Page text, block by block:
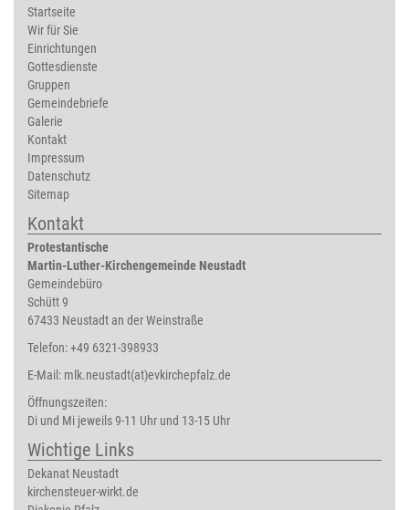
Startseite
Wir für Sie
Einrichtungen
Gottesdienste
Gruppen
Gemeindebriefe
Galerie
Kontakt
Impressum
Datenschutz
Sitemap
Kontakt
Protestantische
Martin-Luther-Kirchengemeinde Neustadt
Gemeindebüro
Schütt 9
67433 Neustadt an der Weinstraße
Telefon: +49 6321-398933
E-Mail: mlk.neustadt(at)evkirchepfalz.de
Öffnungszeiten:
Di und Mi jeweils 9-11 Uhr und 13-15 Uhr
Wichtige Links
Dekanat Neustadt
kirchensteuer-wirkt.de